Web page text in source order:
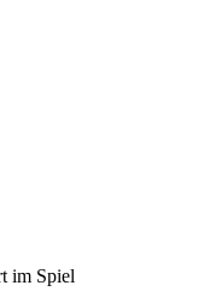
im Spiel